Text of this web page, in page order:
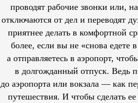
проводят рабочие звонки или,
отключаются от дел и переводят
приятнее делать в комфортной
более, если вы не «снова едете
а отправляетесь в аэропорт,
в долгожданный отпуск. Ведь
до аэропорта или вокзала — как
путешествия. И чтобы сделать ее